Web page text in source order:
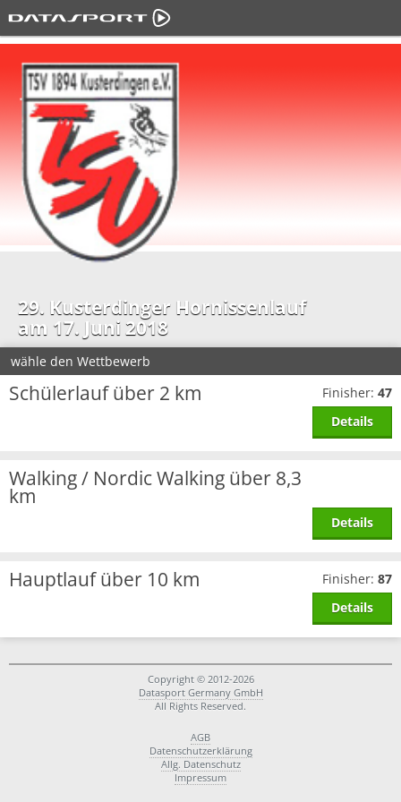
29. Kusterdinger Hornissenlauf
am 17. Juni 2018
wähle den Wettbewerb
Schülerlauf über 2 km Finisher: 47
Details
Walking / Nordic Walking über 8,3
km
Details
Hauptlauf über 10 km Finisher: 87
Details
Copyright © 2012-2026
Datasport Germany GmbH
All Rights Reserved.
AGB
Datenschutzerklärung
Allg. Datenschutz
Impressum